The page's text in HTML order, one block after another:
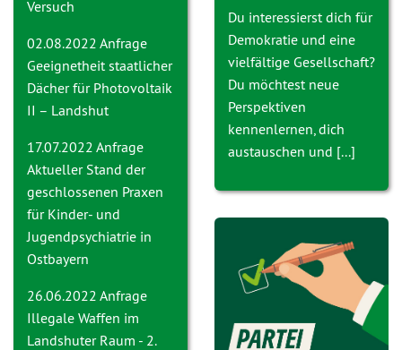
Versuch
02.08.2022 Anfrage
Geeignetheit staatlicher
Dächer für Photovoltaik
II – Landshut
17.07.2022 Anfrage
Aktueller Stand der
geschlossenen Praxen
für Kinder- und
Jugendpsychiatrie in
Ostbayern
26.06.2022 Anfrage
Illegale Waffen im
Landshuter Raum - 2.
Du interessierst dich für
Demokratie und eine
vielfältige Gesellschaft?
Du möchtest neue
Perspektiven
kennenlernen, dich
austauschen und [...]